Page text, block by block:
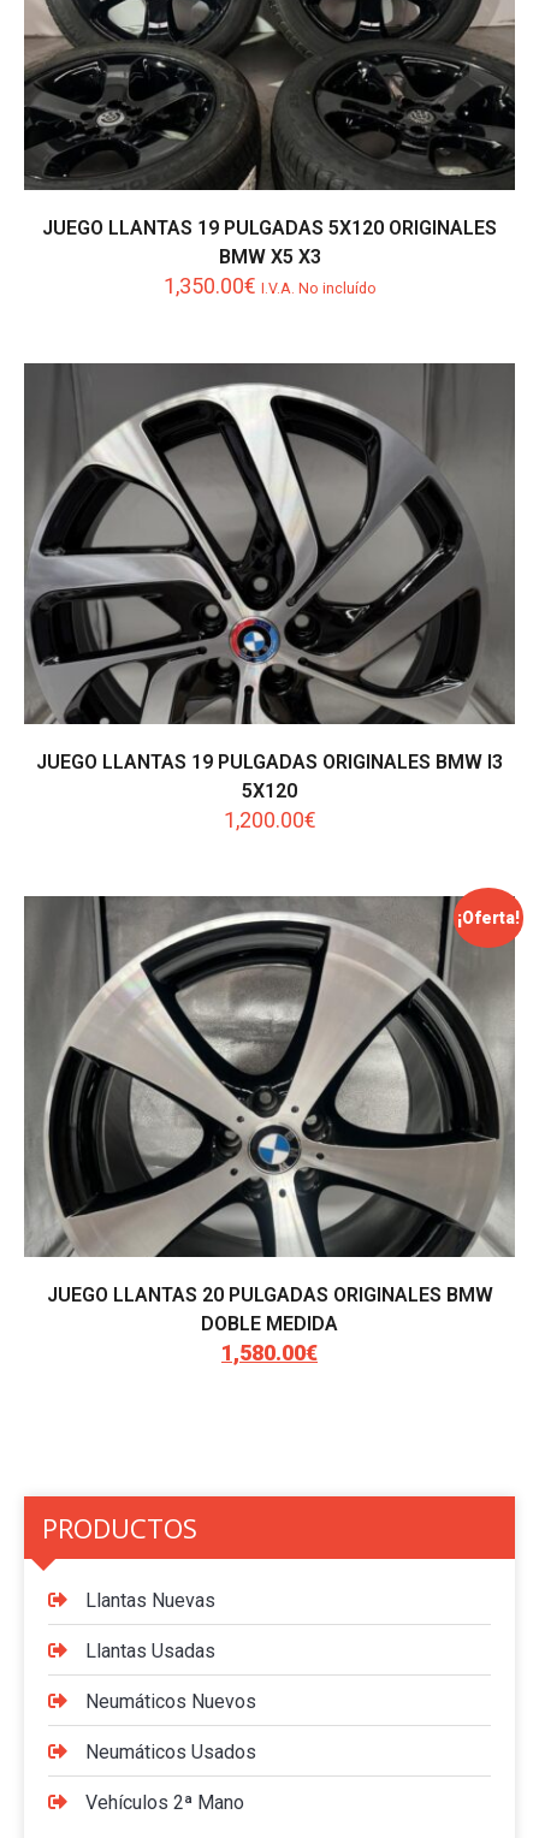
JUEGO LLANTAS 19 PULGADAS 5X120 ORIGINALES
BMW X5 X3
1,350.00€ I.V.A. No incluído
JUEGO LLANTAS 19 PULGADAS ORIGINALES BMW I3
5X120
1,200.00€
¡Oferta!
JUEGO LLANTAS 20 PULGADAS ORIGINALES BMW
DOBLE MEDIDA
El
1,580.00€El
PRODUCTOS
Llantas Nuevas
Llantas Usadas
Neumáticos Nuevos
Neumáticos Usados
Vehículos 2ª Mano